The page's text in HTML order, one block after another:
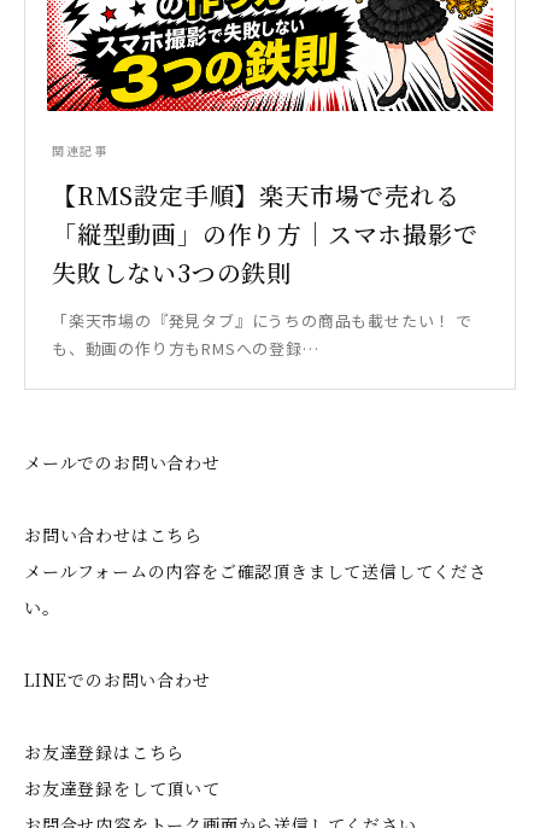
関連記事
【RMS設定手順】楽天市場で売れる
「縦型動画」の作り方｜スマホ撮影で
失敗しない3つの鉄則
「楽天市場の『発見タブ』にうちの商品も載せたい！ で
も、動画の作り方もRMSへの登録…
メールでのお問い合わせ
お問い合わせはこちら
メールフォームの内容をご確認頂きまして送信してくださ
い。
LINEでのお問い合わせ
お友達登録はこちら
お友達登録をして頂いて